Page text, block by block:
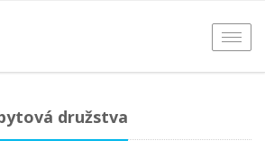
družstva